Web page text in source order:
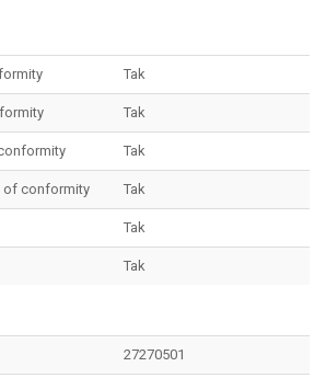
Tak
Tak
Tak
of conformity Tak
Tak
Tak
27270501